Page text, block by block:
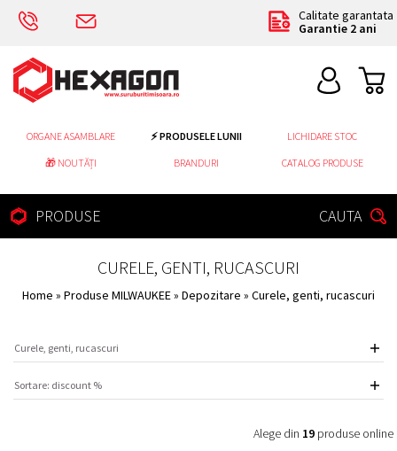
Calitate garantata
Garantie 2 ani
ORGANE ASAMBLARE ⚡ PRODUSELE LUNII
LICHIDARE STOC
🎁 NOUTĂȚI
BRANDURI CATALOG PRODUSE
PRODUSE CAUTA
CURELE, GENTI, RUCASCURI
Home » Produse MILWAUKEE» Depozitare » Curele, genti, rucascuri
Alege din 19produse online